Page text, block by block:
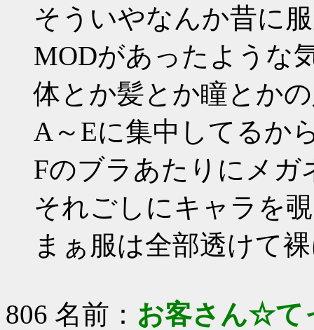
そういやなんか昔に
MODがあったような
体とか髪とか瞳とか
A～Eに集中してるか
Fのブラあたりにメガ
それごしにキャラを
まぁ服は全部透けて
806 名前： お客さん☆て